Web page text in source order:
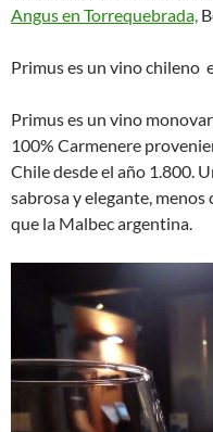
Angus en Torrequebrada,
Primus es un vino chileno
Primus es un vino
100% Carmenere
Chile desde el año 1.800.
sabrosa y elegante,
que la Malbec argentina.